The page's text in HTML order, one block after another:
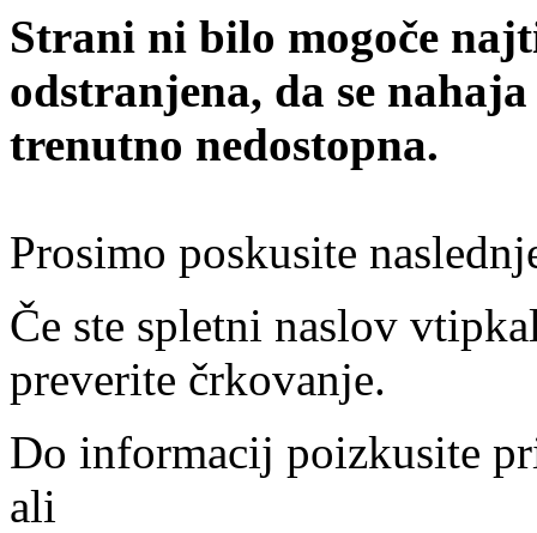
Strani ni bilo mogoče
odstranjena, da se
trenutno nedostopna.
Prosimo poskusite
Če ste spletni naslov
preverite črkovanje.
Do informacij poizkusite
ali